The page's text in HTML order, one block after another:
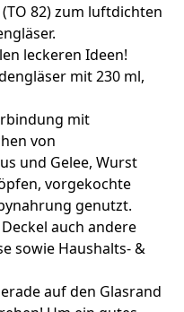
82) zum luftdichten
leckeren Ideen!
mit 230 ml,
mit
von
und Gelee, Wurst
vorgekochte
genutzt.
auch andere
sowie Haushalts- &
auf den Glasrand